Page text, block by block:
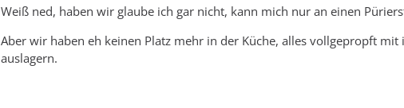
Weiß ned, haben wir glaube ich gar nicht, kann mich nur an einen
Aber wir haben eh keinen Platz mehr in der Küche, alles vollgepropft
auslagern.